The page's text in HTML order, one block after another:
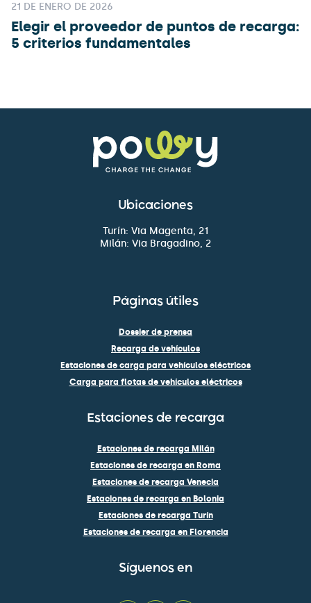
21 DE ENERO DE 2026
Elegir el proveedor de puntos de recarga:
5 criterios fundamentales
Ubicaciones
Turín: Via Magenta, 21
Milán: Via Bragadino, 2
Páginas útiles
Dossier de prensa
Recarga de vehículos
Estaciones de carga para vehículos eléctricos
Carga para flotas de vehículos eléctricos
Estaciones de recarga
Estaciones de recarga Milán
Estaciones de recarga en Roma
Estaciones de recarga Venecia
Estaciones de recarga en Bolonia
Estaciones de recarga Turín
Estaciones de recarga en Florencia
Síguenos en